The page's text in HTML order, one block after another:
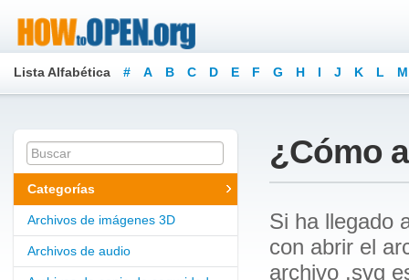
Lista Alfabética # A B C D E F G H I J K L M
Categorías
Archivos de imágenes 3D
Archivos de audio
¿Cómo
Si ha llegado
con abrir el
archivo .svg